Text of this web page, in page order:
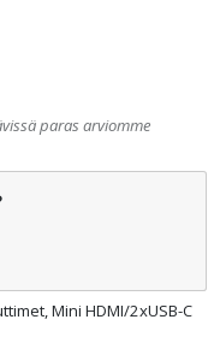
Mini HDMI/2xUSB-C
paras arviomme